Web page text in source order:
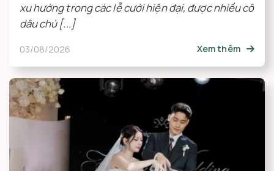
xu hướng trong các lễ cưới hiện đại, được nhiều cô
dâu chú [...]
03/08/2026 Xem thêm